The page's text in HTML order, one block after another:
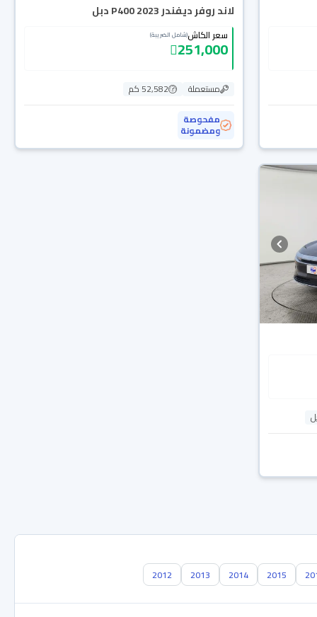
لاند روفر ديفندر P400 2023 دبل
سعر الكاش(شامل الضريبة)
251,000
مستعملة
52,582 كم
مفحوصة
ومضمونة
2015
2014
2013
2012